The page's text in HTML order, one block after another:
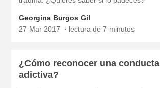
Georgina Burgos Gil
27 Mar 2017
lectura de 7 minutos
¿Cómo reconocer una conducta
adictiva?